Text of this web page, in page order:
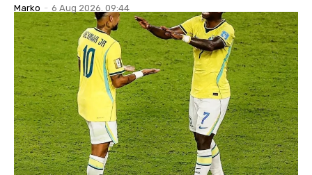
Marko - 6 Aug 2026. 09:44